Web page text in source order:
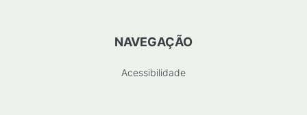
NAVEGAÇÃO
Acessibilidade